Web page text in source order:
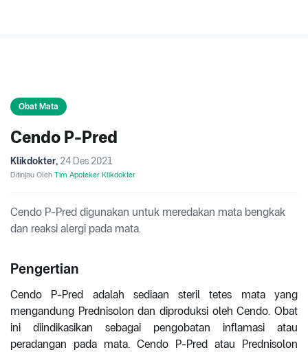
Obat Mata
Cendo P-Pred
Klikdokter, 24 Des 2021
Ditinjau Oleh Tim Apoteker Klikdokter
Cendo P-Pred digunakan untuk meredakan mata bengkak
dan reaksi alergi pada mata.
Pengertian
Cendo P-Pred adalah sediaan steril tetes mata yang
mengandung Prednisolon dan diproduksi oleh Cendo. Obat
ini diindikasikan sebagai pengobatan inflamasi atau
peradangan pada mata. Cendo P-Pred atau Prednisolon